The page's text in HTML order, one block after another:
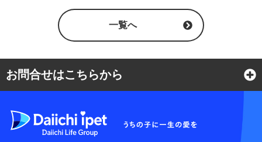
一覧へ
お問合せはこちらから
各種お問合せ窓口